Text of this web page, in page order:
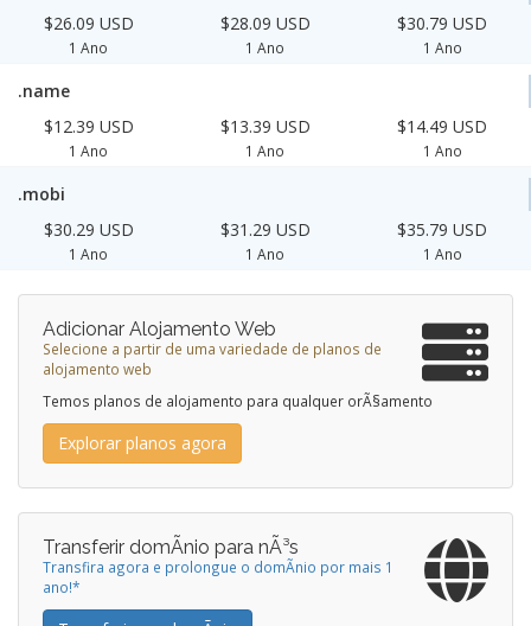
$26.09 USD
1 Ano
$28.09 USD
1 Ano
$30.79 USD
1 Ano
.name
$12.39 USD
1 Ano
$13.39 USD
1 Ano
$14.49 USD
1 Ano
.mobi
$30.29 USD
1 Ano
$31.29 USD
1 Ano
$35.79 USD
1 Ano
Adicionar Alojamento Web
Selecione a partir de uma variedade de planos de
alojamento web
Temos planos de alojamento para qualquer orÃ§amento
Explorar planos agora
Transferir domÃ­nio para nÃ³s
Transfira agora e prolongue o domÃ­nio por mais 1
ano!*